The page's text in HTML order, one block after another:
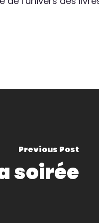
Previous Post
soirée